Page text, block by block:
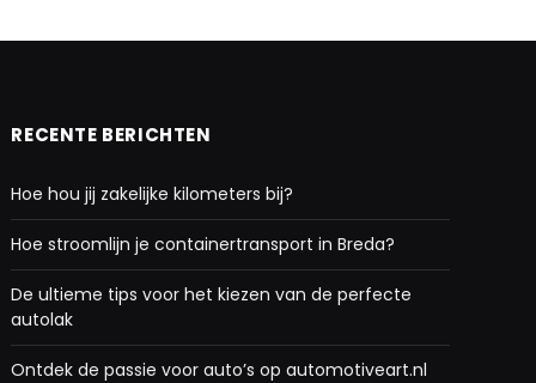
RECENTE BERICHTEN
Hoe hou jij zakelijke kilometers bij?
Hoe stroomlijn je containertransport in Breda?
De ultieme tips voor het kiezen van de perfecte
autolak
Ontdek de passie voor auto’s op automotiveart.nl